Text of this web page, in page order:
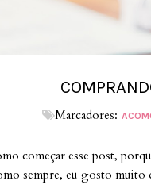
Marcadores:
começar esse post,
sempre, eu gosto muito